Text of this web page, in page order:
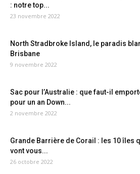
: notre top...
23 novembre 2022
North Stradbroke Island, le paradis
Brisbane
9 novembre 2022
Sac pour l’Australie : que faut-il
pour un an Down...
2 novembre 2022
Grande Barrière de Corail : les 10 îles
vont vous...
26 octobre 2022